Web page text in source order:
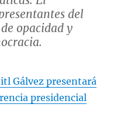
del
opacidad y
los…
Gálvez presentará
presidencial